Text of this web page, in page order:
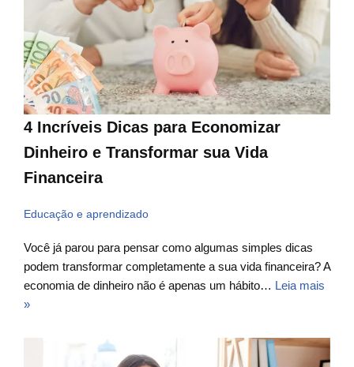
4 Incríveis Dicas para Economizar
Dinheiro e Transformar sua Vida
Financeira
Educação e aprendizado
Você já parou para pensar como algumas simples dicas
podem transformar completamente a sua vida financeira? A
economia de dinheiro não é apenas um hábito… Leia mais
»